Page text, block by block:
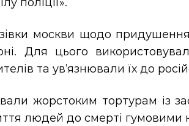
москви щодо
Для цього
та ув’язнювали їх до
жорстоким тортурам із
людей до смерті гумовими